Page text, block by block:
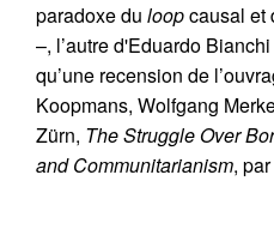
paradoxe du loopcausal et
–, l’autre d'Eduardo
qu’une recension de
Koopmans, Wolfgang
Zürn, The Struggle Over
and Communitarianism,